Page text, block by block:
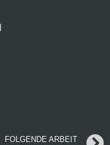
FOLGENDE ARBEIT